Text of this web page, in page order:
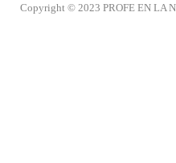
Copyright © 2023 PROFE EN LA